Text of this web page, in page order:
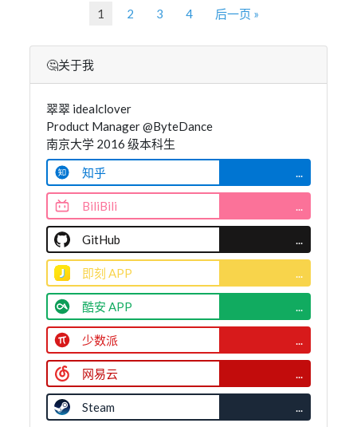
1 2 3 4 后一页 »
🤔关于我
翠翠 idealclover
Product Manager @ByteDance
南京大学 2016 级本科生
知乎
...
BiliBili ...
GitHub ...
即刻 APP ...
酷安 APP ...
少数派 ...
网易云 ...
Steam ...